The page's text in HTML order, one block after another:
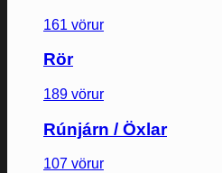
161 vörur
Rör
189 vörur
Rúnjárn / Öxlar
107 vörur